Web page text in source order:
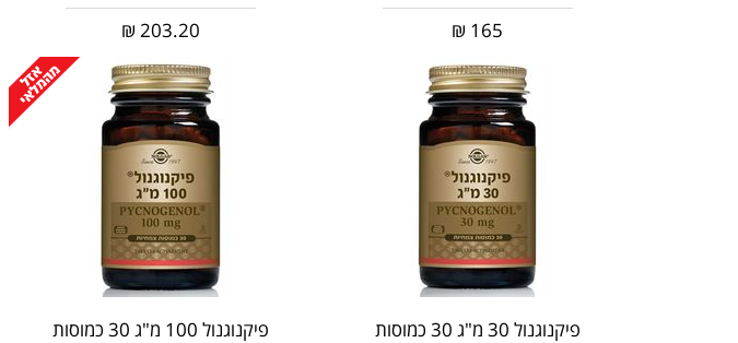
165
₪
203.20
₪
פיקנוגנול 30 מ"ג 30 כמוסות פיקנוגנול 100 מ"ג 30 כמוסות